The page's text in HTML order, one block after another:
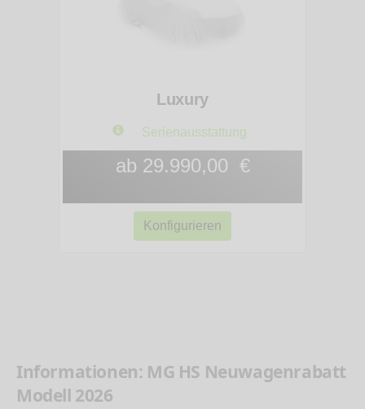
Luxury
Serienausstattung
ab 29.990,00 €
Konfigurieren
Informationen: MG HS Neuwagenrabatt
Modell 2026